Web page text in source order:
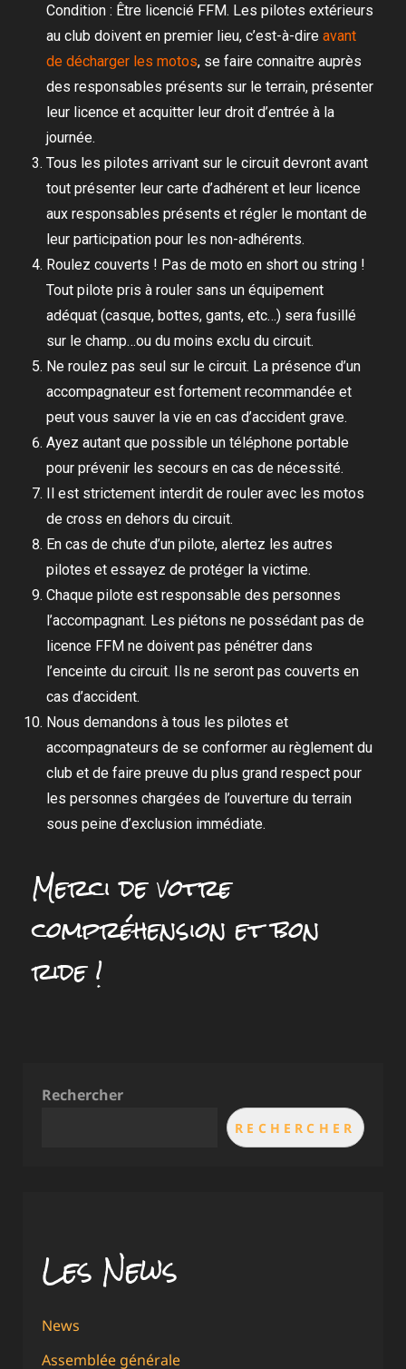
Condition : Être licencié FFM. Les pilotes extérieurs
au club doivent en premier lieu, c’est-à-dire avant
de décharger les motos, se faire connaitre auprès
des responsables présents sur le terrain, présenter
leur licence et acquitter leur droit d’entrée à la
journée.
Tous les pilotes arrivant sur le circuit devront avant
tout présenter leur carte d’adhérent et leur licence
aux responsables présents et régler le montant de
leur participation pour les non-adhérents.
Roulez couverts ! Pas de moto en short ou string !
Tout pilote pris à rouler sans un équipement
adéquat (casque, bottes, gants, etc…) sera fusillé
sur le champ…ou du moins exclu du circuit.
Ne roulez pas seul sur le circuit. La présence d’un
accompagnateur est fortement recommandée et
peut vous sauver la vie en cas d’accident grave.
Ayez autant que possible un téléphone portable
pour prévenir les secours en cas de nécessité.
Il est strictement interdit de rouler avec les motos
de cross en dehors du circuit.
En cas de chute d’un pilote, alertez les autres
pilotes et essayez de protéger la victime.
Chaque pilote est responsable des personnes
l’accompagnant. Les piétons ne possédant pas de
licence FFM ne doivent pas pénétrer dans
l’enceinte du circuit. Ils ne seront pas couverts en
cas d’accident.
Nous demandons à tous les pilotes et
accompagnateurs de se conformer au règlement du
club et de faire preuve du plus grand respect pour
les personnes chargées de l’ouverture du terrain
sous peine d’exclusion immédiate.
Merci de votre
compréhension et bon
ride !
Rechercher
RECHERCHER
Les News
News
Assemblée générale